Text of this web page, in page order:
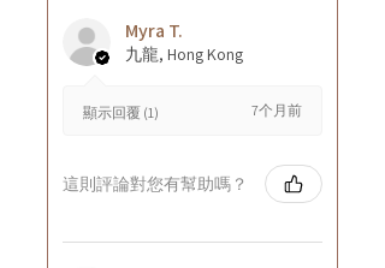
Myra T.
九龍, Hong Kong
顯示回覆 (1) 7个月前
這則評論對您有幫助嗎？